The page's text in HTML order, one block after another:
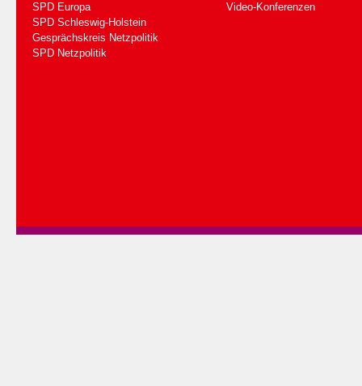
SPD Europa
SPD Schleswig-Holstein
Gesprächskreis Netzpolitik
SPD Netzpolitik
Video-Konferenzen